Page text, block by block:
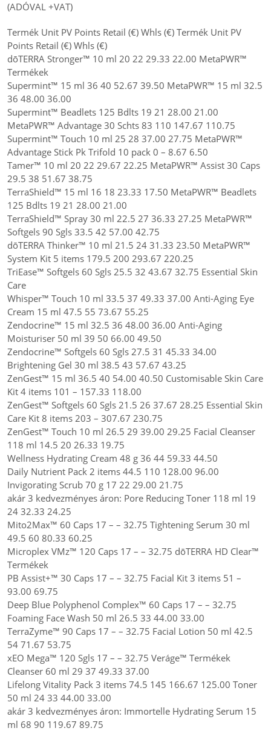
(ADÓVAL +VAT)
Termék Unit PV Points Retail (€) Whls (€) Termék Unit PV
Points Retail (€) Whls (€)
dōTERRA Stronger™ 10 ml 20 22 29.33 22.00 MetaPWR™
Termékek
Supermint™ 15 ml 36 40 52.67 39.50 MetaPWR™ 15 ml 32.5
36 48.00 36.00
Supermint™ Beadlets 125 Bdlts 19 21 28.00 21.00
MetaPWR™ Advantage 30 Schts 83 110 147.67 110.75
Supermint™ Touch 10 ml 25 28 37.00 27.75 MetaPWR™
Advantage Stick Pk Trifold 10 pack 0 – 8.67 6.50
Tamer™ 10 ml 20 22 29.67 22.25 MetaPWR™ Assist 30 Caps
29.5 38 51.67 38.75
TerraShield™ 15 ml 16 18 23.33 17.50 MetaPWR™ Beadlets
125 Bdlts 19 21 28.00 21.00
TerraShield™ Spray 30 ml 22.5 27 36.33 27.25 MetaPWR™
Softgels 90 Sgls 33.5 42 57.00 42.75
dōTERRA Thinker™ 10 ml 21.5 24 31.33 23.50 MetaPWR™
System Kit 5 items 179.5 200 293.67 220.25
TriEase™ Softgels 60 Sgls 25.5 32 43.67 32.75 Essential Skin
Care
Whisper™ Touch 10 ml 33.5 37 49.33 37.00 Anti-Aging Eye
Cream 15 ml 47.5 55 73.67 55.25
Zendocrine™ 15 ml 32.5 36 48.00 36.00 Anti-Aging
Moisturiser 50 ml 39 50 66.00 49.50
Zendocrine™ Softgels 60 Sgls 27.5 31 45.33 34.00
Brightening Gel 30 ml 38.5 43 57.67 43.25
ZenGest™ 15 ml 36.5 40 54.00 40.50 Customisable Skin Care
Kit 4 items 101 – 157.33 118.00
ZenGest™ Softgels 60 Sgls 21.5 26 37.67 28.25 Essential Skin
Care Kit 8 items 203 – 307.67 230.75
ZenGest™ Touch 10 ml 26.5 29 39.00 29.25 Facial Cleanser
118 ml 14.5 20 26.33 19.75
Wellness Hydrating Cream 48 g 36 44 59.33 44.50
Daily Nutrient Pack 2 items 44.5 110 128.00 96.00
Invigorating Scrub 70 g 17 22 29.00 21.75
akár 3 kedvezményes áron: Pore Reducing Toner 118 ml 19
24 32.33 24.25
Mito2Max™ 60 Caps 17 – – 32.75 Tightening Serum 30 ml
49.5 60 80.33 60.25
Microplex VMz™ 120 Caps 17 – – 32.75 dōTERRA HD Clear™
Termékek
PB Assist+™ 30 Caps 17 – – 32.75 Facial Kit 3 items 51 –
93.00 69.75
Deep Blue Polyphenol Complex™ 60 Caps 17 – – 32.75
Foaming Face Wash 50 ml 26.5 33 44.00 33.00
TerraZyme™ 90 Caps 17 – – 32.75 Facial Lotion 50 ml 42.5
54 71.67 53.75
xEO Mega™ 120 Sgls 17 – – 32.75 Veráge™ Termékek
Cleanser 60 ml 29 37 49.33 37.00
Lifelong Vitality Pack 3 items 74.5 145 166.67 125.00 Toner
50 ml 24 33 44.00 33.00
akár 3 kedvezményes áron: Immortelle Hydrating Serum 15
ml 68 90 119.67 89.75